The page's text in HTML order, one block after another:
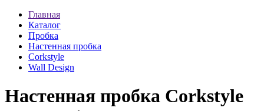
Главная
Каталог
Пробка
Настенная пробка
Corkstyle
Wall Design
Настенная пробка Corkstyle